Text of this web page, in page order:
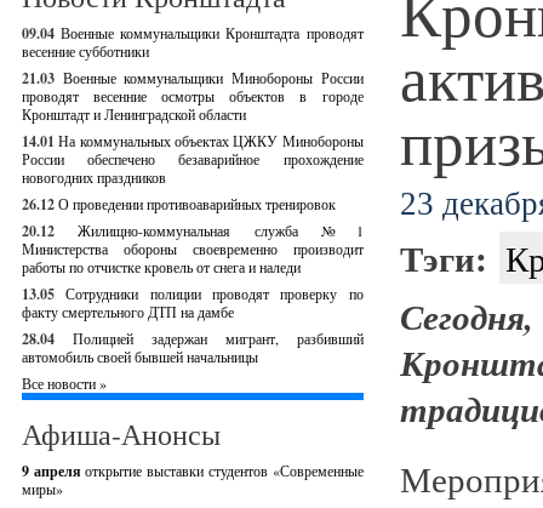
09.04 Военные коммунальщики Кронштадта проводят
весенние субботники
21.03 Военные коммунальщики Минобороны России
проводят весенние осмотры объектов в городе
Кронштадт и Ленинградской области
14.01 На коммунальных объектах ЦЖКУ Минобороны
России обеспечено безаварийное прохождение
новогодних праздников
26.12О проведении противоаварийных тренировок
20.12
Жилищно-коммунальная служба №1
Министерства обороны своевременно производит
работы по отчистке кровель от снега и наледи
13.05 Сотрудники полиции проводят проверку по
факту смертельного ДТП на дамбе
28.04
Полицией задержан мигрант, разбивший
автомобиль своей бывшей начальницы
Все новости »
Афиша-Анонсы
9 апреляоткрытие выставки студентов «Современные
миры»
23
Тэги: